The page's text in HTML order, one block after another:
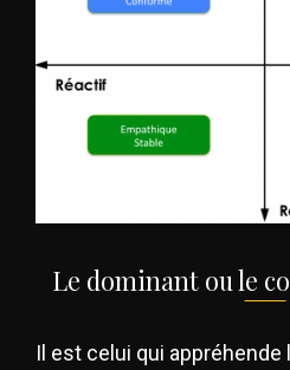
Le dominant ou le
Il est celui qui